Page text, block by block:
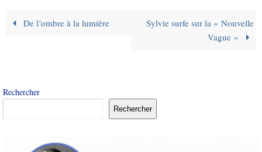
De l’ombre à la lumière
Sylvie surfe sur la « Nouvelle
Vague »
Rechercher
Rechercher